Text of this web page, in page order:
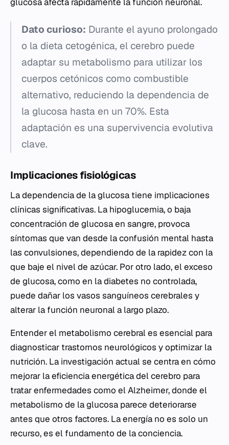
Dato curioso: Durante el ayuno prolongado
o la dieta cetogénica, el cerebro puede
adaptar su metabolismo para utilizar los
cuerpos cetónicos como combustible
alternativo, reduciendo la dependencia de
la glucosa hasta en un 70%. Esta
adaptación es una supervivencia evolutiva
clave.
Implicaciones fisiológicas
La dependencia de la glucosa tiene implicaciones
clínicas significativas. La hipoglucemia, o baja
concentración de glucosa en sangre, provoca
síntomas que van desde la confusión mental hasta
las convulsiones, dependiendo de la rapidez con la
que baje el nivel de azúcar. Por otro lado, el exceso
de glucosa, como en la diabetes no controlada,
puede dañar los vasos sanguíneos cerebrales y
alterar la función neuronal a largo plazo.
Entender el metabolismo cerebral es esencial para
diagnosticar trastornos neurológicos y optimizar la
nutrición. La investigación actual se centra en cómo
mejorar la eficiencia energética del cerebro para
tratar enfermedades como el Alzheimer, donde el
metabolismo de la glucosa parece deteriorarse
antes que otros factores. La energía no es solo un
recurso, es el fundamento de la conciencia.